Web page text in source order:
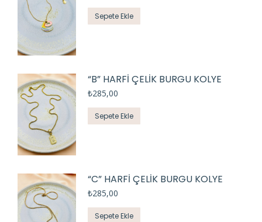
Sepete Ekle
“B” HARFİ ÇELİK BURGU KOLYE
₺285,00
Sepete Ekle
“C” HARFİ ÇELİK BURGU KOLYE
₺285,00
Sepete Ekle